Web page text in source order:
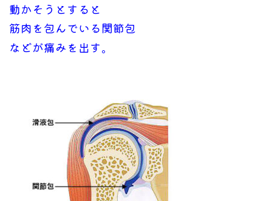
動かそうとすると
筋肉を包んでいる関節包
などが痛みを出す。